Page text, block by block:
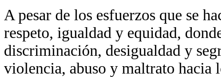
A pesar de los esfuerzos que se
respeto, igualdad y equidad,
discriminación, desigualdad y
violencia, abuso y maltrato hacia